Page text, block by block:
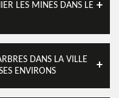
LES MINES DANS LE
DANS LA VILLE
ENVIRONS